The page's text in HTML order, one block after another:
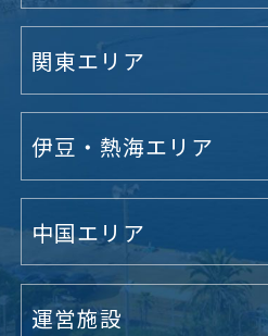
関東エリア
伊豆・熱海エリア
中国エリア
運営施設